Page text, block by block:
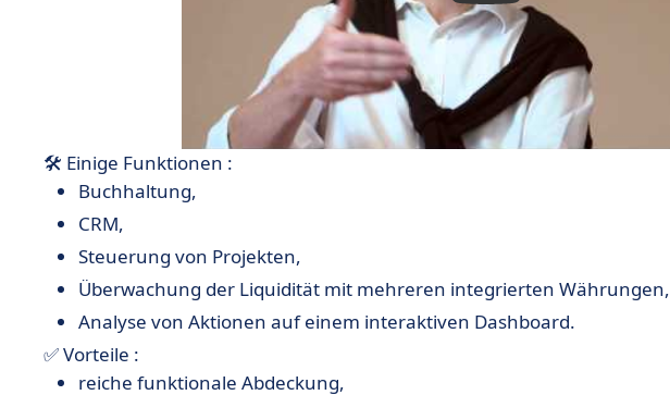
🛠 Einige Funktionen :
Buchhaltung,
CRM,
Steuerung von Projekten,
Überwachung der Liquidität mit mehreren integrierten Währungen,
Analyse von Aktionen auf einem interaktiven Dashboard.
✅ Vorteile :
reiche funktionale Abdeckung,